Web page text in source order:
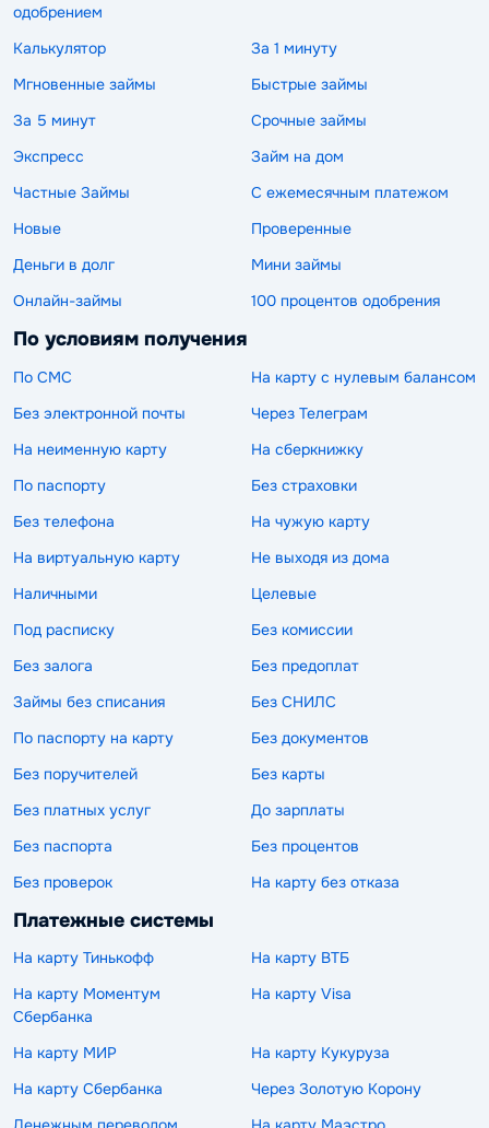
одобрением
Калькулятор
За 1 минуту
Мгновенные займы
Быстрые займы
За 5 минут
Срочные займы
Экспресс
Займ на дом
Частные Займы
С ежемесячным платежом
Новые
Проверенные
Деньги в долг
Мини займы
Онлайн-займы
100 процентов одобрения
По условиям получения
По СМС
На карту с нулевым балансом
Без электронной почты
Через Телеграм
На неименную карту
На сберкнижку
По паспорту
Без страховки
Без телефона
На чужую карту
На виртуальную карту
Не выходя из дома
Наличными
Целевые
Под расписку
Без комиссии
Без залога
Без предоплат
Займы без списания
Без СНИЛС
По паспорту на карту
Без документов
Без поручителей
Без карты
Без платных услуг
До зарплаты
Без паспорта
Без процентов
Без проверок
На карту без отказа
Платежные системы
На карту Тинькофф
На карту ВТБ
На карту Моментум
Сбербанка
На карту Visa
На карту МИР
На карту Кукуруза
На карту Сбербанка
Через Золотую Корону